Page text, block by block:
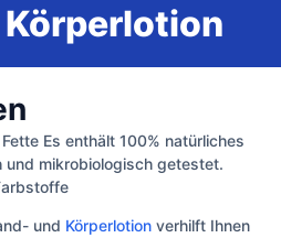
Es enthält 100% natürliches
und mikrobiologisch getestet.
und Körperlotion verhilft Ihnen